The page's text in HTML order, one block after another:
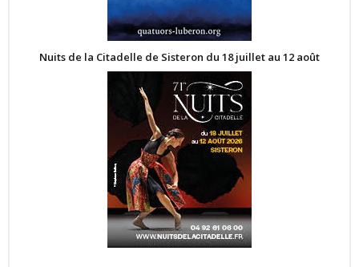
Nuits de la Citadelle de Sisteron du 18 juillet au 12 août